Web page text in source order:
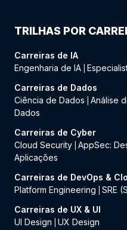
TRILHAS POR
Carreiras de IA
Engenharia de IA
Carreiras de Dados
Ciência de Dados
Análise
Dados
Carreiras de Cyber
Cloud Security AppSec:
Aplicações
Carreiras de DevOps &
Platform Engineering
SRE
Carreiras de UX & UI
UI Design
UX Design